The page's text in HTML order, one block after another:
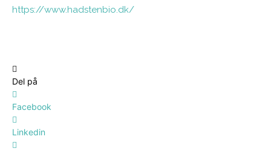
https://www.hadstenbio.dk/
Del på
Facebook
Linkedin